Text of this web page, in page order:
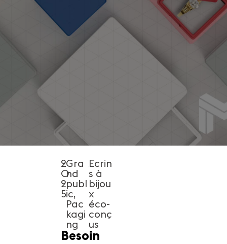
2
0
2
5
Gra
nd
publ
ic,
Pac
kagi
ng
Ecrin
s à
bijou
x
éco-
conç
us
Besoin